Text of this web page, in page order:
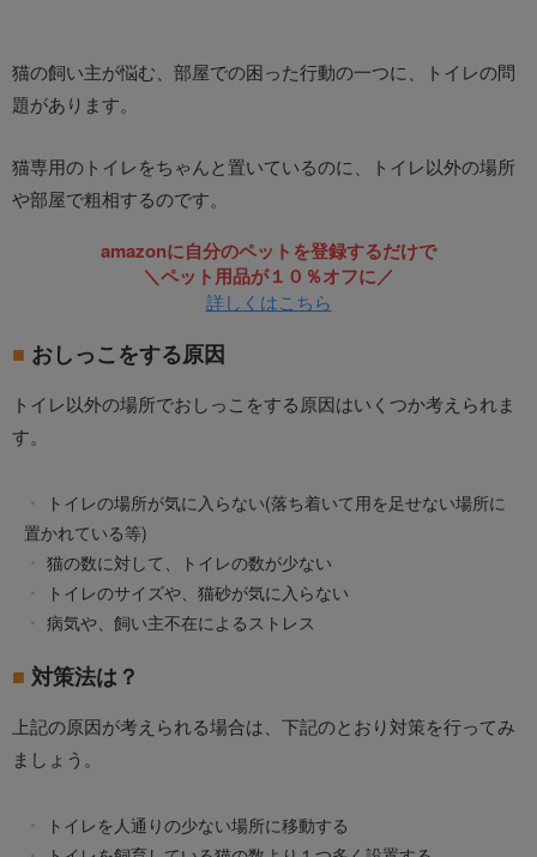
猫の飼い主が悩む、部屋での困った行動の一つに、トイレの問
題があります。
猫専用のトイレをちゃんと置いているのに、トイレ以外の場所
や部屋で粗相するのです。
amazonに自分のペットを登録するだけで
＼ペット用品が１０％オフに／
詳しくはこちら
おしっこをする原因
トイレ以外の場所でおしっこをする原因はいくつか考えられま
す。
トイレの場所が気に入らない(落ち着いて用を足せない場所に
置かれている等)
猫の数に対して、トイレの数が少ない
トイレのサイズや、猫砂が気に入らない
病気や、飼い主不在によるストレス
対策法は？
上記の原因が考えられる場合は、下記のとおり対策を行ってみ
ましょう。
トイレを人通りの少ない場所に移動する